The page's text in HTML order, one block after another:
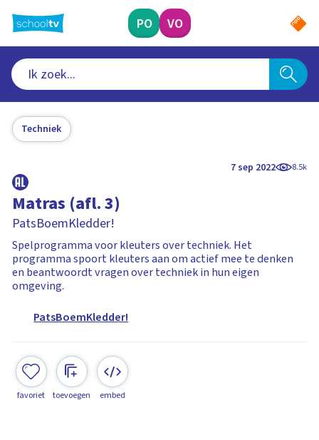
naar
hoofdinhoud
PO VO
Techniek
7 sep 2022 8.5k
Matras (afl. 3)
PatsBoemKledder!
Spelprogramma voor kleuters over techniek. Het
programma spoort kleuters aan om actief mee te denken
en beantwoordt vragen over techniek in hun eigen
omgeving.
PatsBoemKledder!
favoriet toevoegen embed